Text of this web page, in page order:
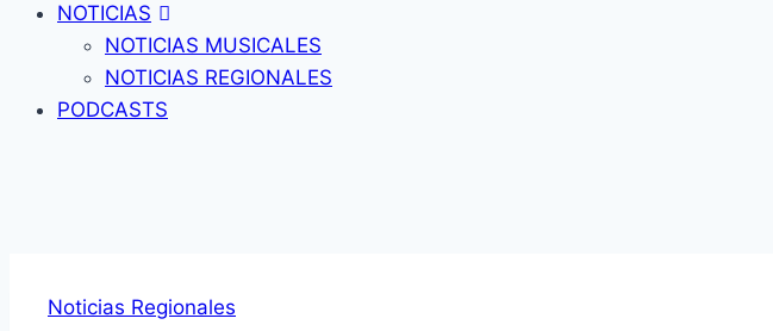
NOTICIAS
NOTICIAS MUSICALES
NOTICIAS REGIONALES
PODCASTS
Noticias Regionales